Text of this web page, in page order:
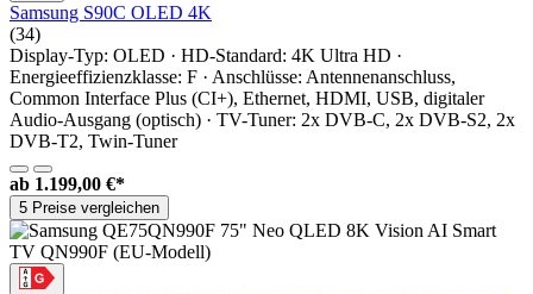
Samsung S90C OLED 4K
(34)
Display-Typ: OLED · HD-Standard: 4K Ultra HD ·
Energieeffizienzklasse: F · Anschlüsse: Antennenanschluss,
Common Interface Plus (CI+), Ethernet, HDMI, USB, digitaler
Audio-Ausgang (optisch) · TV-Tuner: 2x DVB-C, 2x DVB-S2, 2x
DVB-T2, Twin-Tuner
ab 1.199,00 €*
5 Preise vergleichen